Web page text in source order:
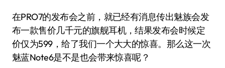
在PRO7的发布会之前，就已经有消息传出魅族会发
布一款售价几千元的旗舰耳机，结果发布会时候定
价仅为599，给了我们一个大大的惊喜。那么这一次
魅蓝Note6是不是也会带来惊喜呢？